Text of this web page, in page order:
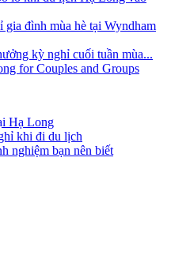
đình mùa hè tại Wyndham
kỳ nghỉ cuối tuần mùa...
for Couples and Groups